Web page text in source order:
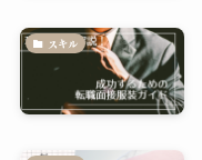
スキル